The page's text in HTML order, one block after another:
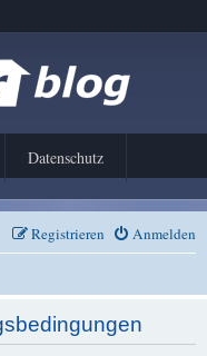
Datenschutz
Anmelden
Registrieren